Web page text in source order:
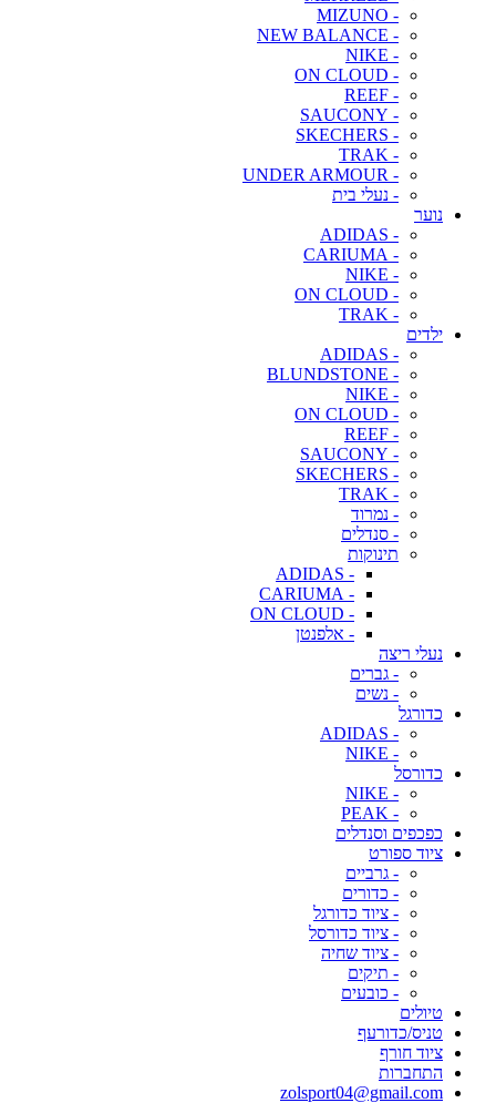
- MIZUNO
- NEW BALANCE
- NIKE
- ON CLOUD
- REEF
- SAUCONY
- SKECHERS
- TRAK
- UNDER ARMOUR
- נעלי בית
נוער
- ADIDAS
- CARIUMA
- NIKE
- ON CLOUD
- TRAK
ילדים
- ADIDAS
- BLUNDSTONE
- NIKE
- ON CLOUD
- REEF
- SAUCONY
- SKECHERS
- TRAK
- נמרוד
- סנדלים
תינוקות
- ADIDAS
- CARIUMA
- ON CLOUD
- אלפנטן
נעלי ריצה
- גברים
- נשים
כדורגל
- ADIDAS
- NIKE
כדורסל
- NIKE
- PEAK
כפכפים וסנדלים
ציוד ספורט
- גרביים
- כדורים
- ציוד כדורגל
- ציוד כדורסל
- ציוד שחיה
- תיקים
- כובעים
טיולים
טניס/כדורעף
ציוד חורף
התחברות
zolsport04@gmail.com